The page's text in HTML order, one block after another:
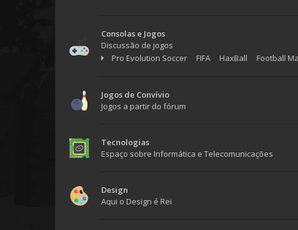
Consolas e Jogos
Discussão de jogos
Pro Evolution Soccer
FIFA HaxBall Football
Jogos de Convívio
Jogos a partir do fórum
Tecnologias
Espaço sobre Informática e Telecomunicações
Design
Aqui o Design é Rei